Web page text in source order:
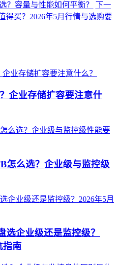
？容量与性能如何平衡？
下一
得买？2026年5月行情与选购要
企业存储扩容要注意什
怎么选？企业级与监控级
企业级还是监控级？
指南